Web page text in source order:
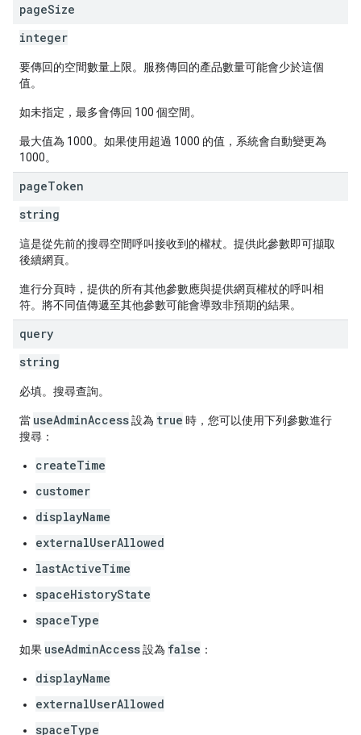
pageSize
integer
要傳回的空間數量上限。服務傳回的產品數量可能會少於這個
值。
如未指定，最多會傳回 100 個空間。
最大值為 1000。如果使用超過 1000 的值，系統會自動變更為
1000。
pageToken
string
這是從先前的搜尋空間呼叫接收到的權杖。提供此參數即可擷取
後續網頁。
進行分頁時，提供的所有其他參數應與提供網頁權杖的呼叫相
符。將不同值傳遞至其他參數可能會導致非預期的結果。
query
string
必填。搜尋查詢。
當 useAdminAccess設為 true 時，您可以使用下列參數進行
搜尋：
createTime
customer
displayName
externalUserAllowed
lastActiveTime
spaceHistoryState
spaceType
如果 useAdminAccess設為 false ：
displayName
externalUserAllowed
spaceType